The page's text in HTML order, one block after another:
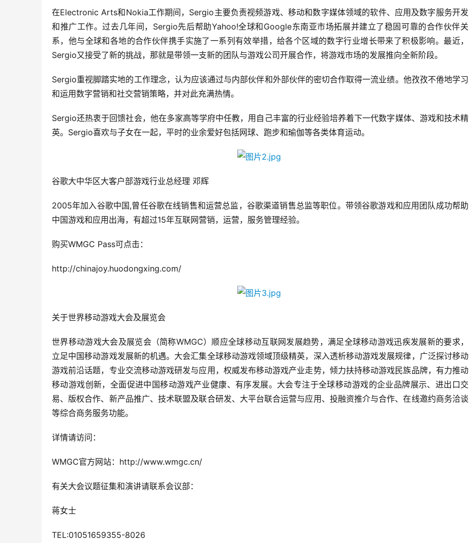
在Electronic Arts和Nokia工作期间，Sergio主要负责视频游戏、移动和数字媒体领域的软件、应用及数字服务开发
和推广工作。过去几年间，Sergio先后帮助Yahoo!全球和Google东南亚市场拓展并建立了稳固可靠的合作伙伴关
系，他与全球和各地的合作伙伴携手实施了一系列有效举措，给各个区域的数字行业增长带来了积极影响。最近，
Sergio又接受了新的挑战，那就是带领一支新的团队与游戏公司开展合作，将游戏市场的发展推向全新阶段。
Sergio重视脚踏实地的工作理念，认为应该通过与内部伙伴和外部伙伴的密切合作取得一流业绩。他孜孜不倦地学习
和运用数字营销和社交营销策略，并对此充满热情。
Sergio还热衷于回馈社会，他在多家高等学府中任教，用自己丰富的行业经验培养着下一代数字媒体、游戏和技术精
英。Sergio喜欢与子女在一起，平时的业余爱好包括网球、跑步和瑜伽等各类体育运动。
谷歌大中华区大客户部游戏行业总经理 邓辉
2005年加入谷歌中国,曾任谷歌在线销售和运营总监，谷歌渠道销售总监等职位。带领谷歌游戏和应用团队成功帮助
中国游戏和应用出海，有超过15年互联网营销，运营，服务管理经验。
购买WMGC Pass可点击：
http://chinajoy.huodongxing.com/
关于世界移动游戏大会及展览会
世界移动游戏大会及展览会（简称WMGC）顺应全球移动互联网发展趋势，满足全球移动游戏迅疾发展新的要求，
立足中国移动游戏发展新的机遇。大会汇集全球移动游戏领域顶级精英，深入透析移动游戏发展规律，广泛探讨移动
游戏前沿话题，专业交流移动游戏研发与应用，权威发布移动游戏产业走势，倾力扶持移动游戏民族品牌，有力推动
移动游戏创新，全面促进中国移动游戏产业健康、有序发展。大会专注于全球移动游戏的企业品牌展示、进出口交
易、版权合作、新产品推广、技术联盟及联合研发、大平台联合运营与应用、投融资推介与合作、在线邀约商务洽谈
等综合商务服务功能。
详情请访问：
WMGC官方网站：http://www.wmgc.cn/
有关大会议题征集和演讲请联系会议部：
蒋女士
TEL:01051659355-8026